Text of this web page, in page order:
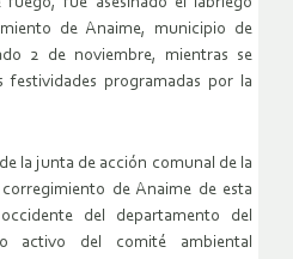
de Anaime, municipio de
2 de noviembre, mientras se
programadas por la
la junta de acción comunal de la
de Anaime de esta
del departamento del
activo del comité ambiental